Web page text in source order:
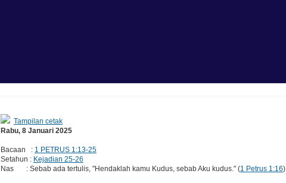
Tampilan cetak
Rabu, 8 Januari 2025
Bacaan : 1 PETRUS 1:13-25
Setahun : Kejadian 25-26
Nas : Sebab ada tertulis, "Hendaklah kamu Kudus, sebab Aku kudus." (1 Petrus 1:16)